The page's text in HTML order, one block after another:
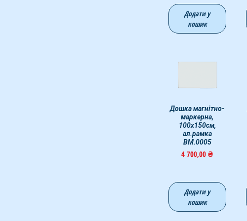
Додати у
кошик
Швидкий перегляд
Дошка магнітно-
маркерна,
100х150см,
ал.рамка
BM.0005
Ціна
4 700,00 ₴
Додати у
кошик